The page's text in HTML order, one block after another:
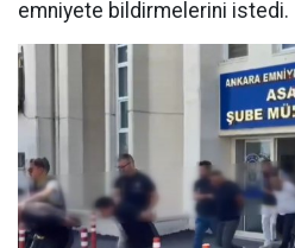
emniyete bildirmelerini istedi.